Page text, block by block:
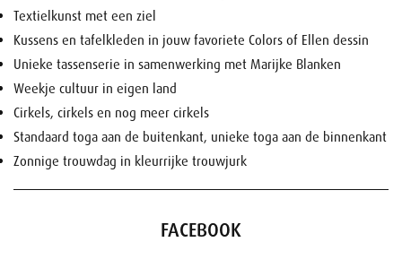
Textielkunst met een ziel
Kussens en tafelkleden in jouw favoriete Colors of Ellen dessin
Unieke tassenserie in samenwerking met Marijke Blanken
Weekje cultuur in eigen land
Cirkels, cirkels en nog meer cirkels
Standaard toga aan de buitenkant, unieke toga aan de binnenkant
Zonnige trouwdag in kleurrijke trouwjurk
FACEBOOK